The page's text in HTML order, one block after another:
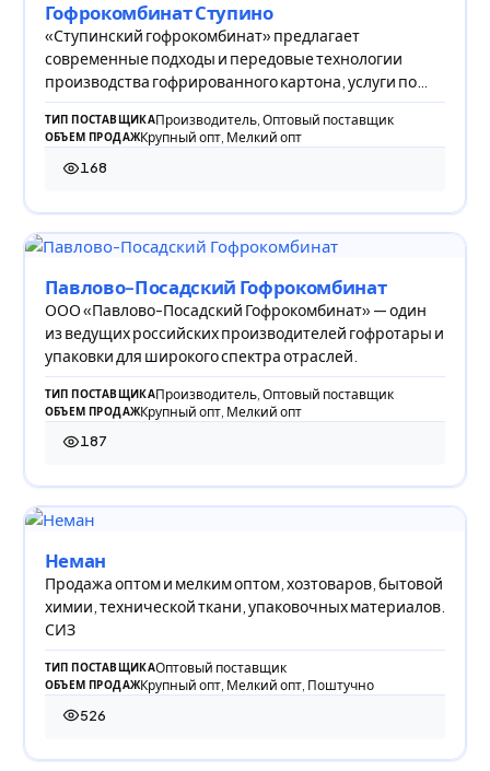
Гофрокомбинат Ступино
«Ступинский гофрокомбинат» предлагает
современные подходы и передовые технологии
производства гофрированного картона, услуги по
печати и скл
ТИП ПОСТАВЩИКАПроизводитель, Оптовый поставщик
ОБЪЕМ ПРОДАЖКрупный опт, Мелкий опт
168
168 просмотров
Павлово-Посадский Гофрокомбинат
ООО «Павлово-Посадский Гофрокомбинат» — один
из ведущих российских производителей гофротары и
упаковки для широкого спектра отраслей.
ТИП ПОСТАВЩИКАПроизводитель, Оптовый поставщик
ОБЪЕМ ПРОДАЖКрупный опт, Мелкий опт
187
187 просмотров
Неман
Продажа оптом и мелким оптом, хозтоваров, бытовой
химии, технической ткани, упаковочных материалов.
СИЗ
ТИП ПОСТАВЩИКАОптовый поставщик
ОБЪЕМ ПРОДАЖКрупный опт, Мелкий опт, Поштучно
526
526 просмотров